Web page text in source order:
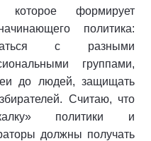
которое формирует
политика:
с разными
группами,
до людей, защищать
Считаю, что
политики и
должны получать